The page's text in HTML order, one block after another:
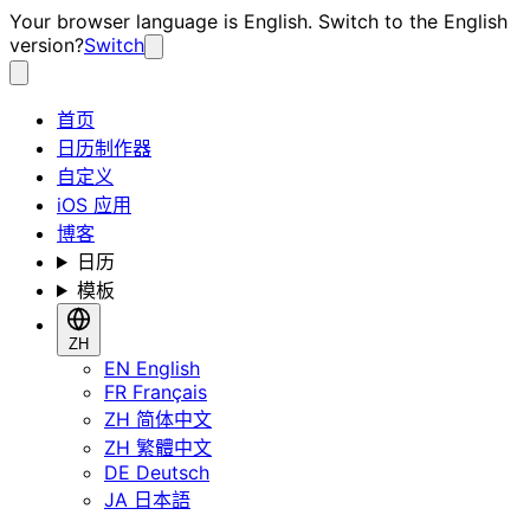
Your browser language is English. Switch to the English
version?Switch
首页
日历制作器
自定义
iOS 应用
博客
日历
模板
ZH
EN English
FR Français
ZH 简体中文
ZH 繁體中文
DE Deutsch
JA 日本語